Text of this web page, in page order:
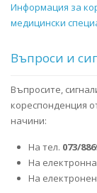
Информация за
медицински
Въпроси и
Въпросите,
кореспонденция
начини:
На тел. 073/
На
На